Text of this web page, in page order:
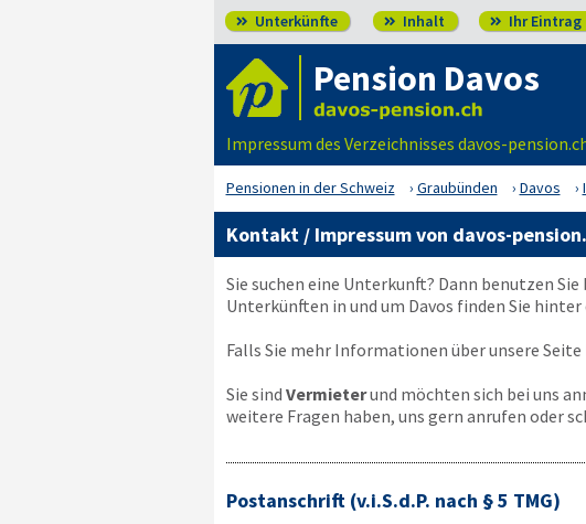
 Unterkünfte  Inhalt  Ihr Eintrag
Pension Davos
Impressum des Verzeichnisses davos-
Pensionen in der Schweiz Graubünden Davos
Kontakt / Impressum von davos-
Sie suchen eine Unterkunft? Dann benutzen Sie
Unterkünften in und um Davos finden Sie
Falls Sie mehr Informationen über unsere
Sie sind Vermieterund möchten sich bei uns
weitere Fragen haben, uns gern anrufen oder
Postanschrift (v.i.S.d.P. nach § 5 TMG)